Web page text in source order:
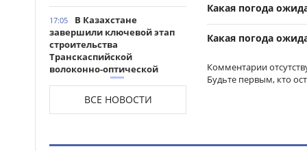
17:05
В Казахстане
завершили ключевой этап
строительства
Транскаспийской
волоконно-оптической
Казахстана до 2027 года
ВСЕ НОВОСТИ
Какая погода
Какая погода
Комментарии
Будьте первым, кто